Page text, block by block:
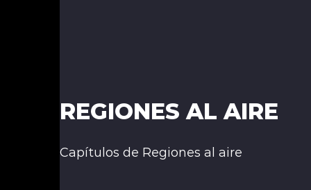
REGIONES AL AIRE
Capítulos de Regiones al aire